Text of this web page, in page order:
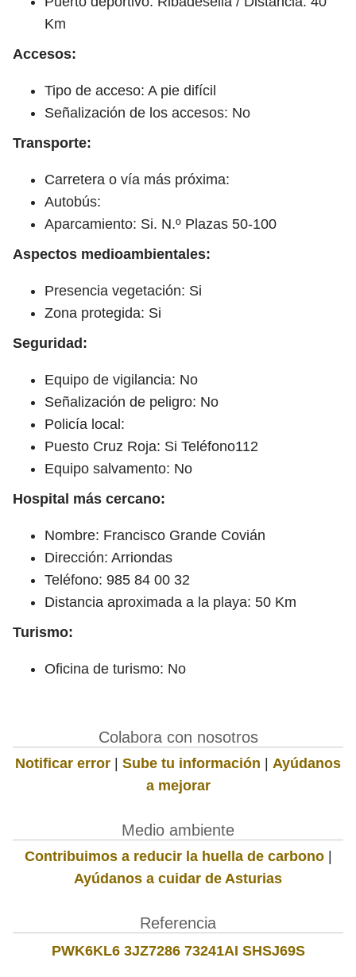
Km
Accesos:
Tipo de acceso: A pie difícil
Señalización de los accesos: No
Transporte:
Carretera o vía más próxima:
Autobús:
Aparcamiento: Si. N.º Plazas 50-100
Aspectos medioambientales:
Presencia vegetación: Si
Zona protegida: Si
Seguridad:
Equipo de vigilancia: No
Señalización de peligro: No
Policía local:
Puesto Cruz Roja: Si Teléfono112
Equipo salvamento: No
Hospital más cercano:
Nombre: Francisco Grande Covián
Dirección: Arriondas
Teléfono: 985 84 00 32
Distancia aproximada a la playa: 50 Km
Turismo:
Oficina de turismo: No
Colabora con nosotros
Notificar error | Sube tu información | Ayúdanos
a mejorar
Medio ambiente
Contribuimos a reducir la huella de carbono|
Ayúdanos a cuidar de Asturias
Referencia
PWK6KL6 3JZ7286 73241AI SHSJ69S